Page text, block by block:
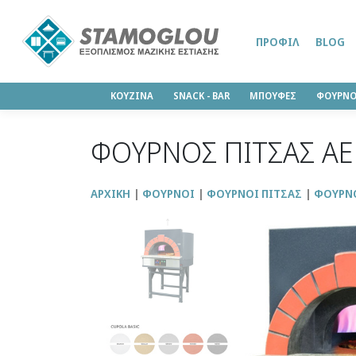
ΚΟΥΖΙΝΑ SΝΑCK - BAR ΜΠΟΥΦΕΣ
ΠΡΟΦΊΛ BLOG
ΦΟΥΡΝΟΣ ΠΙΤΣΑΣ
ΑΡΧΙΚΉ ΦΟΥΡΝΟΙ ΦΟΥΡΝΟΙ ΠΙΤΣΑΣ
↑